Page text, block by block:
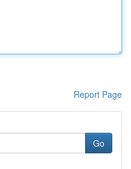
Report Page
Go